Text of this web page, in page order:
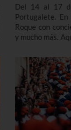
Del 14 al 17
Portugalete.
Roque con
y mucho más.
de las